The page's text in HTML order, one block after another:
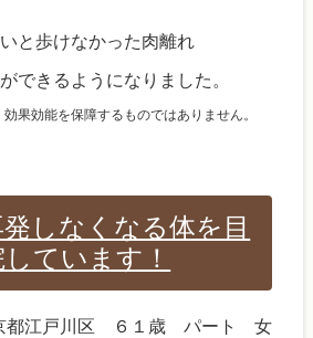
と歩けなかった肉離れ
できるようになりました。
果効能を保障するものではありません。
しなくなる体を目
ています！
都江戸川区 ６１歳 パート 女